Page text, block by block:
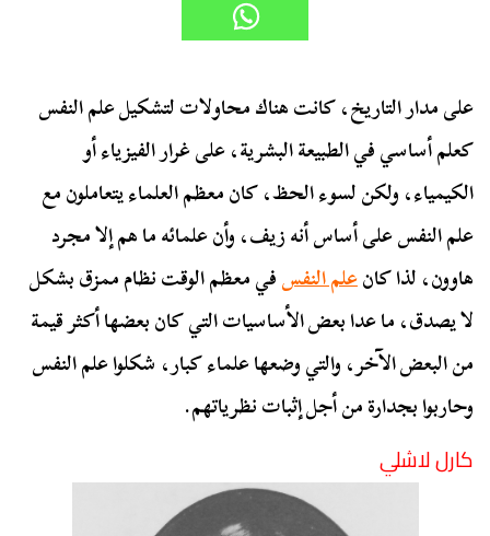
على مدار التاريخ، كانت هناك محاولات لتشكيل علم النفس
كعلم أساسي في الطبيعة البشرية، على غرار الفيزياء أو
الكيمياء، ولكن لسوء الحظ، كان معظم العلماء يتعاملون مع
علم النفس على أساس أنه زيف، وأن علمائه ما هم إلا مجرد
هاوون، لذا كانعلم النفسفي معظم الوقت نظام ممزق بشكل
لا يصدق، ما عدا بعض الأساسيات التي كان بعضها أكثر قيمة
من البعض الآخر، والتي وضعها علماء كبار، شكلوا علم النفس
وحاربوا بجدارة من أجل إثبات نظرياتهم.
كارل لاشلي